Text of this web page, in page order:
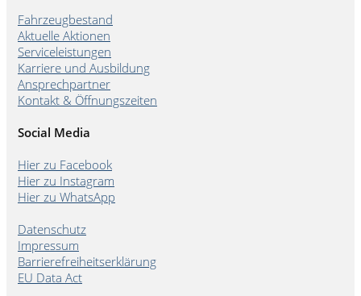
Fahrzeugbestand
Aktuelle Aktionen
Serviceleistungen
Karriere und Ausbildung
Ansprechpartner
Kontakt & Öffnungszeiten
Social Media
Hier zu Facebook
Hier zu Instagram
Hier zu WhatsApp
Datenschutz
Impressum
Barrierefreiheitserklärung
EU Data Act